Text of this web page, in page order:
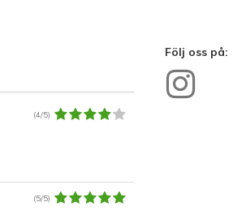
(4/5)
(5/5)
Följ oss på: